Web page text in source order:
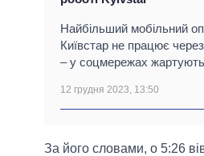
Найбільший мобільний
Київстар не працює
– у соцмережах
12 грудня 2023, 13:50
За його словами, о 5:26